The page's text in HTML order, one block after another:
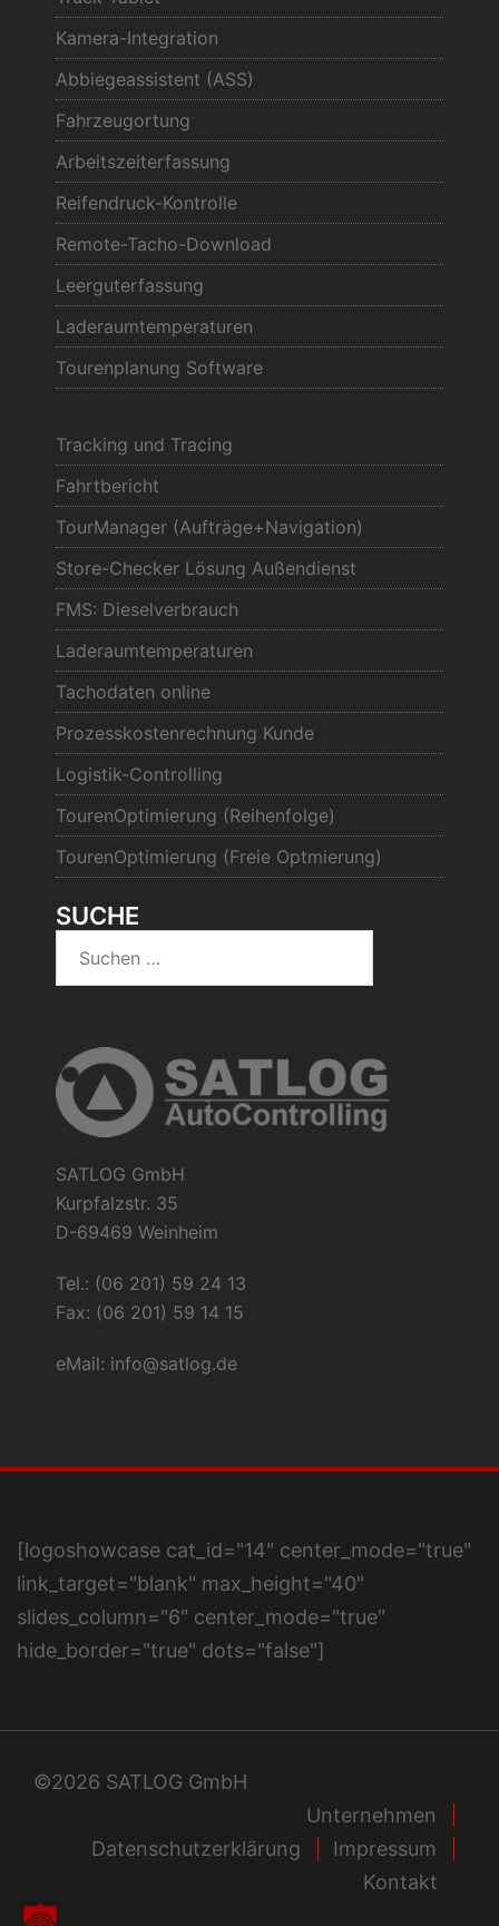
Kamera-Integration
Abbiegeassistent (ASS)
Fahrzeugortung
Arbeitszeiterfassung
Reifendruck-Kontrolle
Remote-Tacho-Download
Leerguterfassung
Laderaumtemperaturen
Tourenplanung Software
Tracking und Tracing
Fahrtbericht
TourManager (Aufträge+Navigation)
Store-Checker Lösung Außendienst
FMS: Dieselverbrauch
Laderaumtemperaturen
Tachodaten online
Prozesskostenrechnung Kunde
Logistik-Controlling
TourenOptimierung (Reihenfolge)
TourenOptimierung (Freie Optmierung)
SUCHE
nach:
SATLOG GmbH
Kurpfalzstr. 35
D-69469 Weinheim
Tel.: (06 201) 59 24 13
Fax: (06 201) 59 14 15
eMail: info@satlog.de
[logoshowcase cat_id="14" center_mode="true"
link_target="blank" max_height="40"
slides_column="6" center_mode="true"
hide_border="true" dots="false"]
©2026 SATLOG GmbH
Unternehmen
Datenschutzerklärung
Impressum
Kontakt